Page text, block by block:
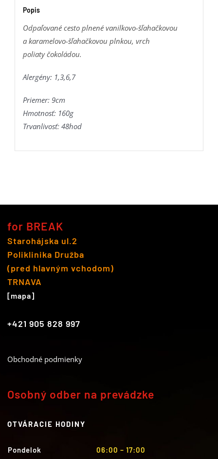
Popis
Odpaľované cesto plnené vanilkovo-šľahačkovou
a karamelovo-šľahačkovou plnkou, vrch
poliaty čokoládou.
Alergény: 1,3,6,7
Priemer: 9cm
Hmotnosť: 160g
Trvanlivosť: 48hod
for BREAK
Starohájska ul.2
Poliklinika Družba
(pred hlavným vchodom)
TRNAVA
[mapa]
+421 905 828 997
Obchodné podmienky
Osobný odber na prevádzke
OTVÁRACIE HODINY
Pondelok
06:00 – 17:00